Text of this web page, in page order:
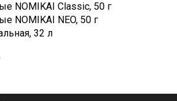
NOMIKAI Classic, 50 г
NOMIKAI NEO, 50 г
32 л